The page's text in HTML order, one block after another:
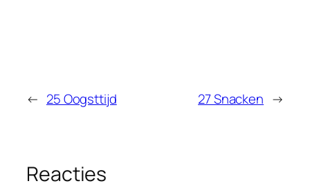
← 25 Oogsttijd 27 Snacken →
Reacties